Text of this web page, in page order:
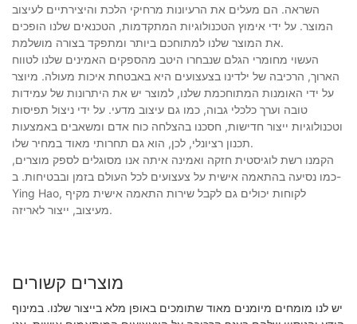
השראה. הם מעלים את הרעיונות מרחיקי הלכת והיצירתיים לעיצוב
המוצר. על ידי אימוץ הטכנולוגיות המתקדמות, הטכנאים שלנו הופכים
את המוצר שלנו למתוחכם ביותר ומתפקד בצורה מושלמת.
העשוי מחומרי הגלם שנבחרו היטב מהספקים האמינים שלנו לטווח
הארוך, הרכיבה של ילדינו בצעצועים היא באבטחת איכות מעולה. מיוצר
על ידי האומנות המתוחכמת שלנו, למוצר יש את היתרונות של עמידות
טובה וערך כלכלי גבוה, כמו גם עיצוב מדעי. על ידי ניצול תפיסות
וטכנולוגיות ייצור חדישות, חסכנו בהצלחה כוח אדם ומשאבים באמצעות
תכנון רציונלי, לכן, הוא גם תחרותי מאוד במחיר שלו.
הקמנו רשת לוגיסטית חזקה ואמינה איתה אנו מסוגלים לספק מוצרים,
כמו נסיעה בהתאמה אישית על צעצועים לכל העולם בזמן ובבטיחות. ב-
Ying Hao, לקוחות יכולים גם לקבל שירות התאמה אישית מקיף
מעיצוב, ייצור לאריזה.
מוצרים קשורים
יש לנו מומחים מיומנים מאוד שתומכים באופן מלא בייצור שלנו. במינוף